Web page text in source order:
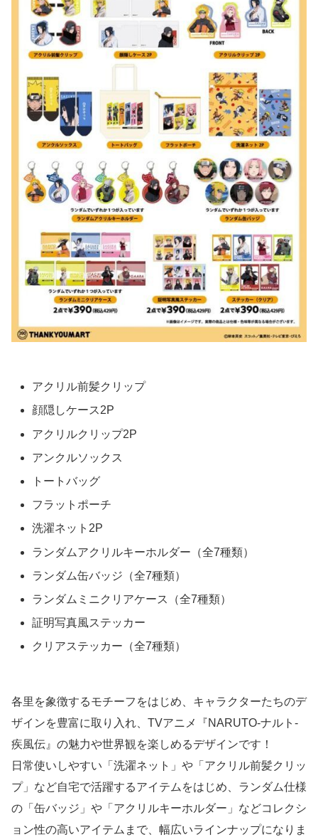
アクリル前髪クリップ
顔隠しケース2P
アクリルクリップ2P
アンクルソックス
トートバッグ
フラットポーチ
洗濯ネット2P
ランダムアクリルキーホルダー（全7種類）
ランダム缶バッジ（全7種類）
ランダムミニクリアケース（全7種類）
証明写真風ステッカー
クリアステッカー（全7種類）
各里を象徴するモチーフをはじめ、キャラクターたちのデ
ザインを豊富に取り入れ、TVアニメ『NARUTO-ナルト-
疾風伝』の魅力や世界観を楽しめるデザインです！
日常使いしやすい「洗濯ネット」や「アクリル前髪クリッ
プ」など自宅で活躍するアイテムをはじめ、ランダム仕様
の「缶バッジ」や「アクリルキーホルダー」などコレクシ
ョン性の高いアイテムまで、幅広いラインナップになりま